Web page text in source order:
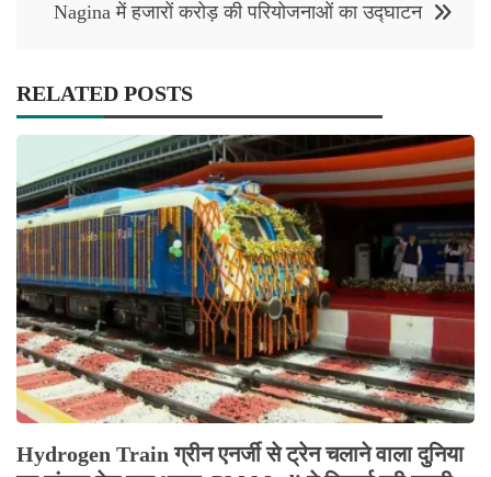
Nagina में हजारों करोड़ की परियोजनाओं का उद्घाटन
RELATED POSTS
Hydrogen Train ग्रीन एनर्जी से ट्रेन चलाने वाला दुनिया